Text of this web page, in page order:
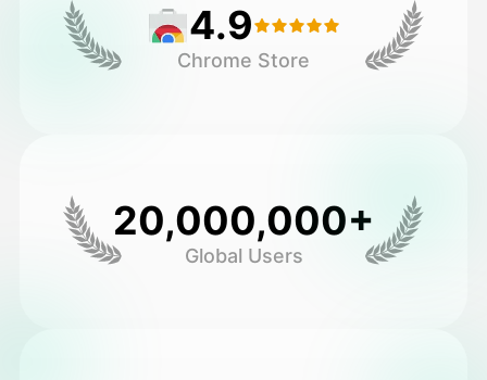
ఫోటో
ఇతర సాధనాలు
గ్యాలరీ
4.9
Chrome Store
20,000,000+
Global Users